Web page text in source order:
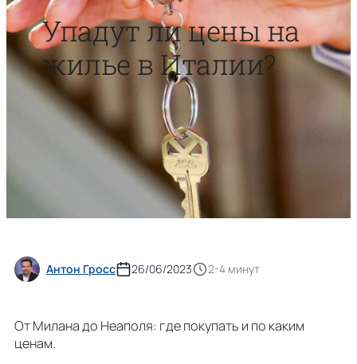
Упадут ли цены на
жилье в Италии?
Антон Гросс 26/06/2023 2-4 минут
От Милана до Неаполя: где покупать и по каким
ценам.